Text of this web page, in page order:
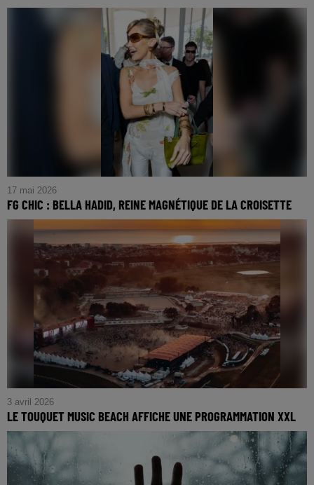
17 mai 2026
FG CHIC : BELLA HADID, REINE MAGNÉTIQUE DE LA CROISETTE
FG CHIC : Bella Hadid, Reine Magnétique de la Croisette
3 avril 2026
LE TOUQUET MUSIC BEACH AFFICHE UNE PROGRAMMATION XXL